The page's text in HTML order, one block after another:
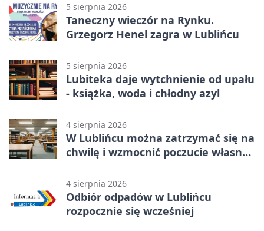
5 sierpnia 2026
Taneczny wieczór na Rynku.
Grzegorz Henel zagra w Lublińcu
5 sierpnia 2026
Lubiteka daje wytchnienie od upału
- książka, woda i chłodny azyl
4 sierpnia 2026
W Lublińcu można zatrzymać się na
chwilę i wzmocnić poczucie własnej
4 sierpnia 2026
Odbiór odpadów w Lublińcu
rozpocznie się wcześniej